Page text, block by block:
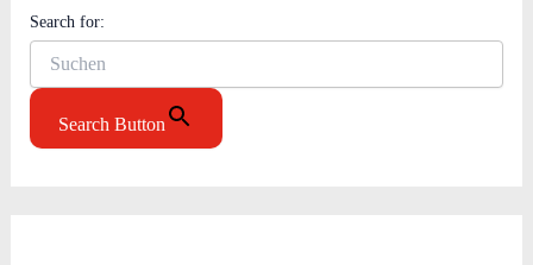
Search for:
Search Button